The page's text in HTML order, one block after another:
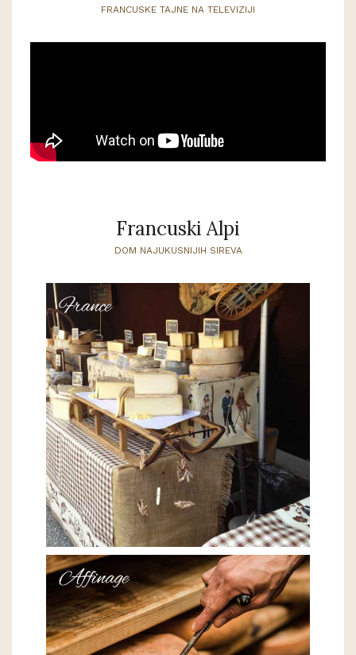
FRANCUSKE TAJNE NA TELEVIZIJI
Francuski Alpi
DOM NAJUKUSNIJIH SIREVA